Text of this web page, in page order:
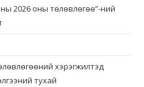
2026 оны төлөвлөгөө”-ний
хэрэгжилтэд
тухай